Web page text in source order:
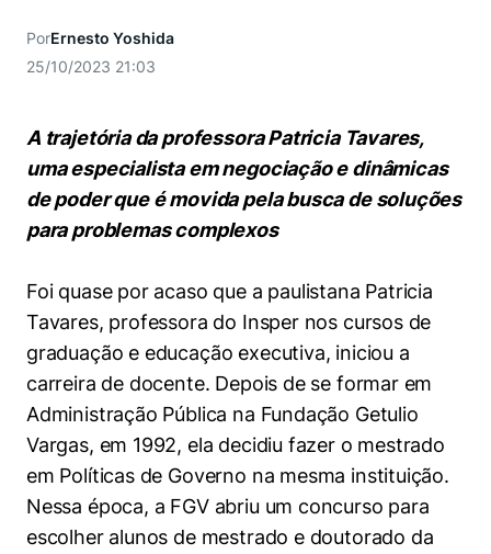
Todas as Engenharias
Engenharia de Produção
Engenharia Mecânica
Engenharia Mecatrônica
Direito
Economia
Finanças
Negócios
Hub de Inovação e Empreendedorismo
Como funciona
Resolução Eficaz de Problemas
Oportunidade de Negócios
Trabalhe conosco
Sala de Imprensa
Centro de Dados e IA
Repositório Institucional
Pesquisa na Graduação
Seminários Acadêmicos
Comitê de Ética em Pesquisa
Eventos
Notícias
Youtube
Instagram
Gestão e Economia
Direito
Corpo Docente
Áreas de Conhecimento
Prêmios de Excelência
Ensino e aprendizagem
Visite o Insper
Canal de Ética
Ouvidoria
Portal da Privacidade
PorErnesto Yoshida
25/10/2023 21:03
A trajetória da professora Patricia Tavares,
uma especialista em negociação e dinâmicas
de poder que é movida pela busca de soluções
para problemas complexos
Foi quase por acaso que a paulistana Patricia
Tavares, professora do Insper nos cursos de
graduação e educação executiva, iniciou a
carreira de docente. Depois de se formar em
Administração Pública na Fundação Getulio
Vargas, em 1992, ela decidiu fazer o mestrado
em Políticas de Governo na mesma instituição.
Nessa época, a FGV abriu um concurso para
escolher alunos de mestrado e doutorado da